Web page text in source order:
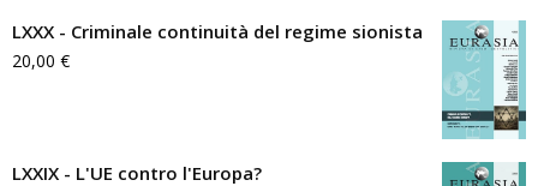
LXXX - Criminale continuità del regime sionista
20,00 €
LXXIX - L'UE contro l'Europa?